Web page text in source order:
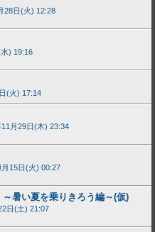
28日(火) 12:28
) 19:16
(火) 17:14
月29日(木) 23:34
15日(火) 00:27
暑い夏を乗りきろう編～(仮)
日(土) 21:07